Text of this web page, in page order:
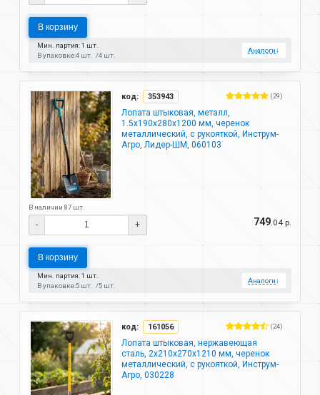
В корзину
Мин. партия: 1 шт.
В упаковке:4 шт. 4 шт.
Аналоги↓
код: 353943 (29)
Лопата штыковая, металл,
1.5х190х280х1200 мм, черенок
металлический, с рукояткой, Инструм-
Агро, Лидер-ШМ, 060103
В наличии 87 шт.
- + 749 .04 р.
В корзину
Мин. партия: 1 шт.
В упаковке:5 шт. 5 шт.
Аналоги↓
код: 161056 (24)
Лопата штыковая, нержавеющая
сталь, 2х210х270х1210 мм, черенок
металлический, с рукояткой, Инструм-
Агро, 030228